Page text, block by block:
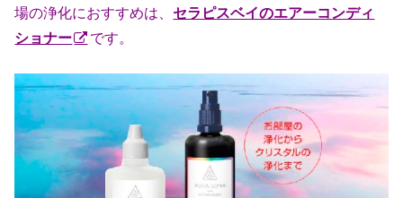
場の浄化におすすめは、 セラピスベイのエアーコンディ
ショナー
です。